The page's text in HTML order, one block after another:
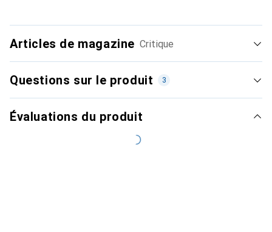
Articles de magazine Critique
Questions sur le produit 3
Évaluations du produit